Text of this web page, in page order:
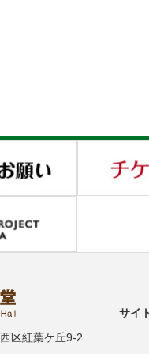
区紅葉ケ丘9-2
サイ